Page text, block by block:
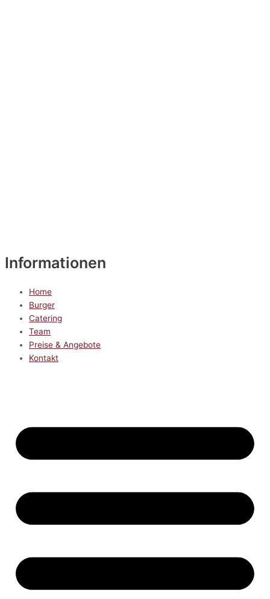
Informationen
Home
Burger
Catering
Team
Preise & Angebote
Kontakt